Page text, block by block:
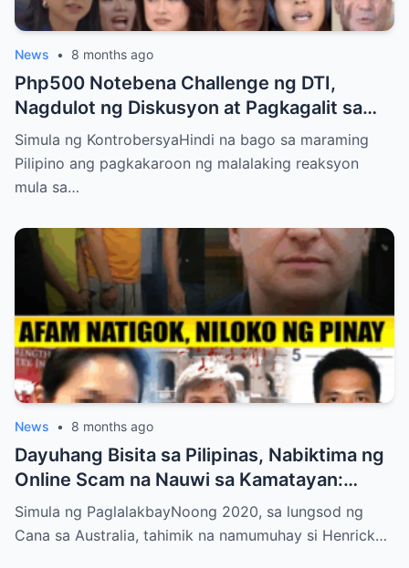
News • 8 months ago
Php500 Notebena Challenge ng DTI,
Nagdulot ng Diskusyon at Pagkagalit sa
mga Celebrities at Politicians
Simula ng KontrobersyaHindi na bago sa maraming
Pilipino ang pagkakaroon ng malalaking reaksyon
mula sa…
News • 8 months ago
Dayuhang Bisita sa Pilipinas, Nabiktima ng
Online Scam na Nauwi sa Kamatayan:
Kwento ng Pagkakanulo at Trahedya
Simula ng PaglalakbayNoong 2020, sa lungsod ng
Cana sa Australia, tahimik na namumuhay si Henrick…